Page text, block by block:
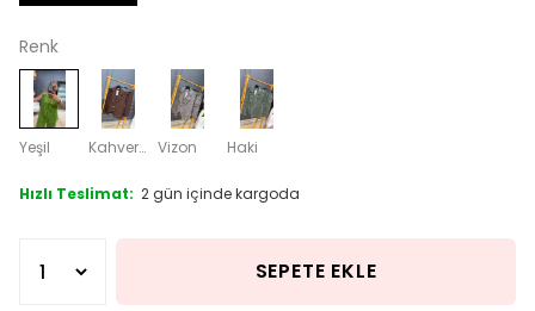
Renk
Yeşil Kahverengi Vizon Haki
Hızlı Teslimat: 2 gün içinde kargoda
SEPETE EKLE